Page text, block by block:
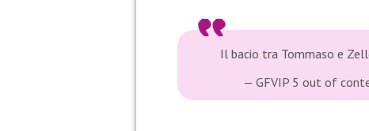
Il bacio tra Tommaso e
— GFVIP 5 out of